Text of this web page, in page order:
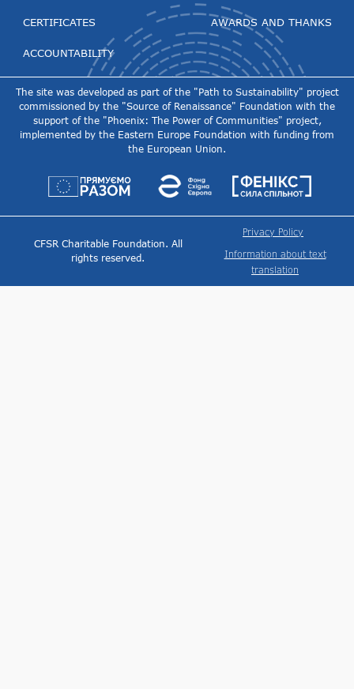
CERTIFICATES
ACCOUNTABILITY
AWARDS AND THANKS
The site was developed as part of the "Path to Sustainability" project
commissioned by the "Source of Renaissance" Foundation with the
support of the "Phoenix: The Power of Communities" project,
implemented by the Eastern Europe Foundation with funding from
the European Union.
CFSR Charitable Foundation. All
rights reserved.
Privacy Policy
Information about text
translation